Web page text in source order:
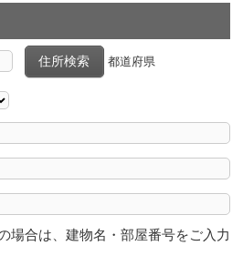
住所検索 都道府県
場合は、建物名・部屋番号をご入力